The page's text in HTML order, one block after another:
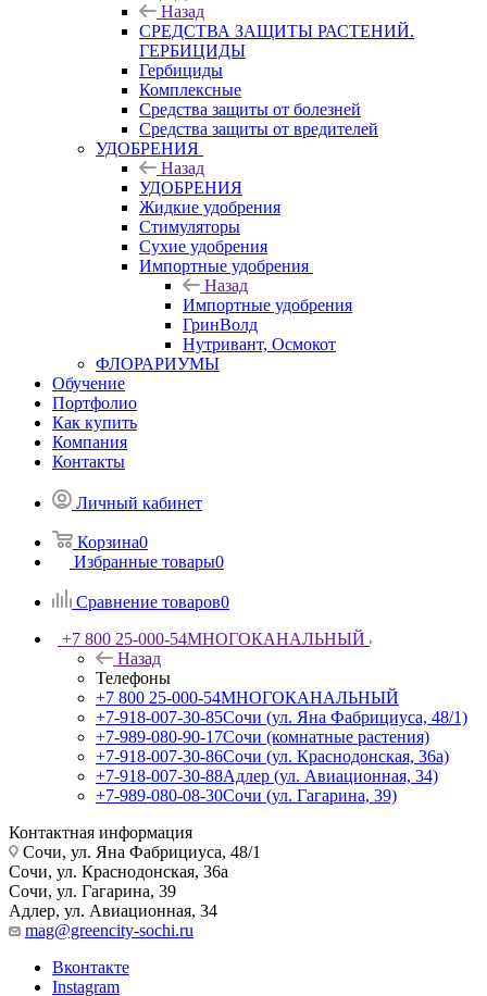
Назад
СРЕДСТВА ЗАЩИТЫ РАСТЕНИЙ.
ГЕРБИЦИДЫ
Гербициды
Комплексные
Средства защиты от болезней
Средства защиты от вредителей
УДОБРЕНИЯ
Назад
УДОБРЕНИЯ
Жидкие удобрения
Стимуляторы
Сухие удобрения
Импортные удобрения
Назад
Импортные удобрения
ГринВолд
Нутривант, Осмокот
ФЛОРАРИУМЫ
Обучение
Портфолио
Как купить
Компания
Контакты
Личный кабинет
Корзина0
Избранные товары0
Сравнение товаров0
+7 800 25-000-54МНОГОКАНАЛЬНЫЙ
Назад
Телефоны
+7 800 25-000-54МНОГОКАНАЛЬНЫЙ
+7-918-007-30-85Сочи (ул. Яна Фабрициуса, 48/1)
+7-989-080-90-17Сочи (комнатные растения)
+7-918-007-30-86Сочи (ул. Краснодонская, 36а)
+7-918-007-30-88Адлер (ул. Авиационная, 34)
+7-989-080-08-30Сочи (ул. Гагарина, 39)
Контактная информация
Сочи, ул. Яна Фабрициуса, 48/1
Сочи, ул. Краснодонская, 36а
Сочи, ул. Гагарина, 39
Адлер, ул. Авиационная, 34
mag@greencity-sochi.ru
Вконтакте
Instagram